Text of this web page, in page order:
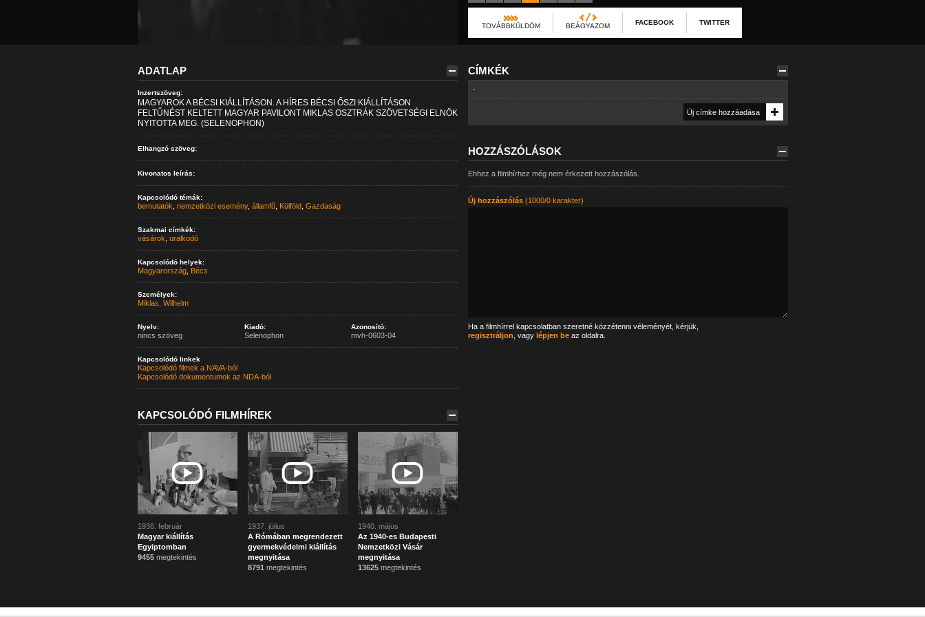
TOVÁBBKÜLDÖM BEÁGYAZOM FACEBOOK TWITTER
ADATLAP
Inzertszöveg:
MAGYAROK A BÉCSI KIÁLLÍTÁSON. A HÍRES BÉCSI ŐSZI KIÁLLÍTÁSON
FELTŰNÉST KELTETT MAGYAR PAVILONT MIKLAS OSZTRÁK SZÖVETSÉGI ELNÖK
NYITOTTA MEG. (SELENOPHON)
Elhangzó szöveg:
Kivonatos leírás:
Kapcsolódó témák:
bemutatók nemzetközi esemény, államfő, Külföld, Gazdaság
Szakmai címkék:
vásárok uralkodó
Kapcsolódó helyek:
Magyarország, Bécs
Személyek:
Miklas, Wilhelm
Nyelv:
nincs szöveg
Kiadó:
Selenophon
Azonosító:
mvh-0603-04
Kapcsolódó linkek
Kapcsolódó filmek a NAVA-ból
Kapcsolódó dokumentumok az NDA-ból
KAPCSOLÓDÓ FILMHÍREK
1936. február
Magyar kiállítás
Egyiptomban
9455megtekintés
1937. július
A Rómában megrendezett
gyermekvédelmi kiállítás
megnyitása
8791 megtekintés
1940. május
Az 1940-es Budapesti
Nemzetközi Vásár
megnyitása
13625megtekintés
CÍMKÉK
-
HOZZÁSZÓLÁSOK
Ehhez a filmhírhez még nem érkezett hozzászólás.
Új hozzászólás(1000/0 karakter)
Ha a filmhírrel kapcsolatban szeretné közzétenni véleményét, kérjük,
regisztráljon , vagy lépjen beaz oldalra.